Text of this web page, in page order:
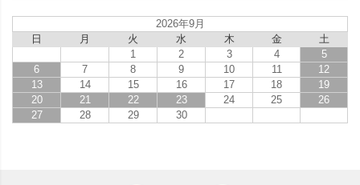
2026年9月
日
月 火 水 木 金
土
1
2 3 4
5
6
7 8 9 10 11
12
13
14 15 16 17 18
19
20
21 22 23 24 25
26
27
28 29 30